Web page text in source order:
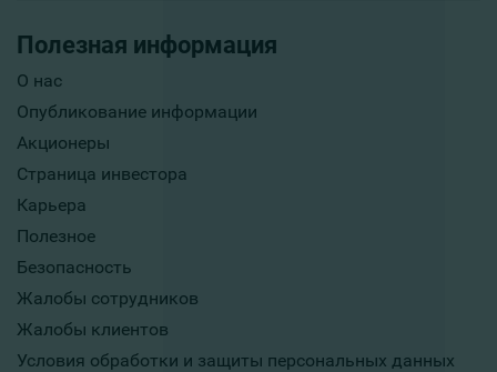
Полезная информация
О нас
Опубликование информации
Акционеры
Страница инвестора
Карьера
Полезное
Безопасность
Жалобы сотрудников
Жалобы клиентов
Условия обработки и защиты персональных данных